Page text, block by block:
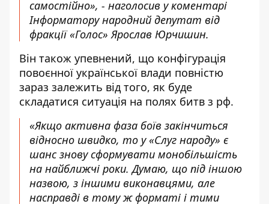
самостійно», - наголосив у коментарі
Інформатору народний депутат від
фракції «Голос» Ярослав Юрчишин.
Він також упевнений, що конфігурація
повоєнної української влади повністю
зараз залежить від того, як буде
складатися ситуація на полях битв з рф.
«Якщо активна фаза боїв закінчиться
відносно швидко, то у «Слуг народу» є
шанс знову сформувати монобільшість
на найближчі роки. Думаю, що під іншою
назвою, з іншими виконавцями, але
насправді в тому ж форматі і тими